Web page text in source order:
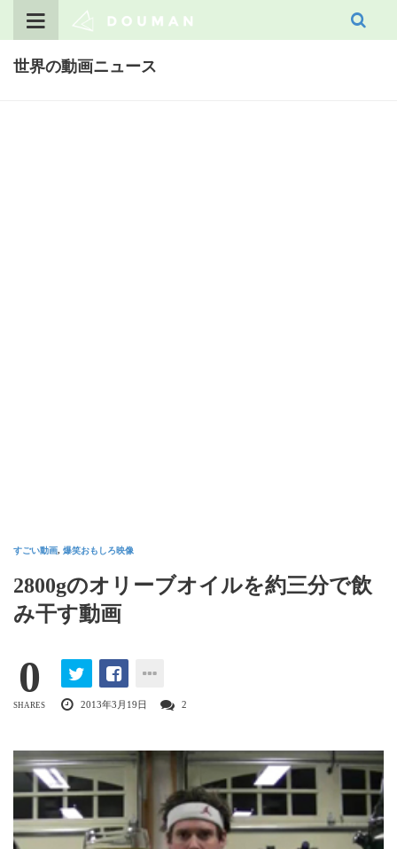
世界の動画ニュース
すごい動画, 爆笑おもしろ映像
2800gのオリーブオイルを約三分で飲
み干す動画
0
SHARES 2013年3月19日 2